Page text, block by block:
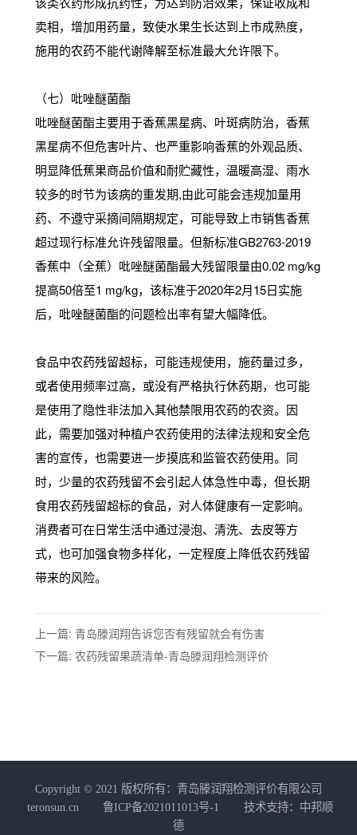
卖相，增加用药量，致使水果生长达到上市成熟度，
施用的农药不能代谢降解至标准最大允许限下。
（七）吡唑醚菌酯
吡唑醚菌酯主要用于香蕉黑星病、叶斑病防治，香蕉
黑星病不但危害叶片、也严重影响香蕉的外观品质、
明显降低蕉果商品价值和耐贮藏性，温暖高湿、雨水
较多的时节为该病的重发期,由此可能会违规加量用
药、不遵守采摘间隔期规定，可能导致上市销售香蕉
超过现行标准允许残留限量。但新标准GB2763-2019
香蕉中（全蕉）吡唑醚菌酯最大残留限量由0.02 mg/kg
提高50倍至1 mg/kg，该标准于2020年2月15日实施
后，吡唑醚菌酯的问题检出率有望大幅降低。
食品中农药残留超标，可能违规使用，施药量过多，
或者使用频率过高，或没有严格执行休药期，也可能
是使用了隐性非法加入其他禁限用农药的农资。因
此，需要加强对种植户农药使用的法律法规和安全危
害的宣传，也需要进一步摸底和监管农药使用。同
时，少量的农药残留不会引起人体急性中毒，但长期
食用农药残留超标的食品，对人体健康有一定影响。
消费者可在日常生活中通过浸泡、清洗、去皮等方
式，也可加强食物多样化，一定程度上降低农药残留
带来的风险。
上一篇: 青岛滕润翔告诉您否有残留就会有伤害
下一篇: 农药残留果蔬清单-青岛滕润翔检测评价
Copyright © 2021 版权所有：青岛滕润翔检测评价有限公司
teronsun.cn
鲁ICP备2021011013号-1
技术支持：中邦顺
德